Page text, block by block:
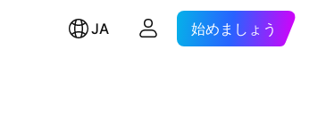
JA 始めましょう